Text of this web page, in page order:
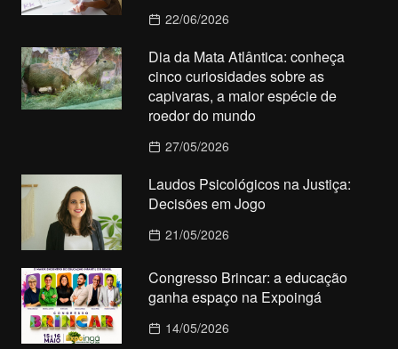
22/06/2026
Dia da Mata Atlântica: conheça
cinco curiosidades sobre as
capivaras, a maior espécie de
roedor do mundo
27/05/2026
Laudos Psicológicos na Justiça:
Decisões em Jogo
21/05/2026
Congresso Brincar: a educação
ganha espaço na Expoingá
14/05/2026